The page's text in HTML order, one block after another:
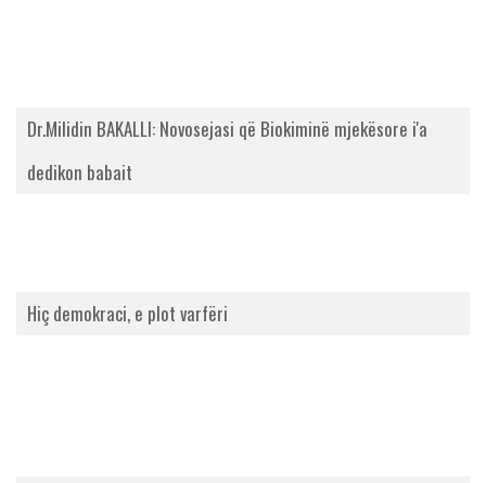
Dr.Milidin BAKALLI: Novosejasi që Biokiminë mjekësore i'a
dedikon babait
Hiç demokraci, e plot varfëri